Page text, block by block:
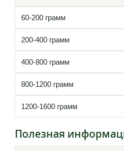
60-200 грамм
200-400 грамм
400-800 грамм
800-1200 грамм
1200-1600 грамм
Полезная